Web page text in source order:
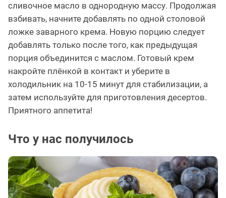
сливочное масло в однородную массу. Продолжая
взбивать, начните добавлять по одной столовой
ложке заварного крема. Новую порцию следует
добавлять только после того, как предыдущая
порция объединится с маслом. Готовый крем
накройте плёнкой в контакт и уберите в
холодильник на 10-15 минут для стабилизации, а
затем используйте для приготовления десертов.
Приятного аппетита!
Что у нас получилось